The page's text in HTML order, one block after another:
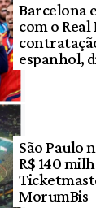
Barcelona
com o
espanhol,
São Paulo
R$ 140
MorumBis